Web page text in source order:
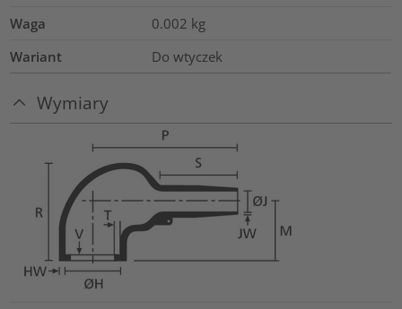
Waga
0.002 kg
Wariant
Do wtyczek
Wymiary